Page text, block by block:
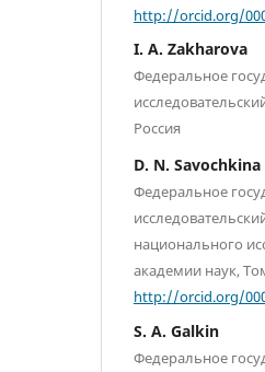
http://orcid.org/
I. A. Zakharova
Федеральное
Россия
D. N. Savochkina
Федеральное
национального
академии наук,
http://orcid.org/
S. A. Galkin
Федеральное